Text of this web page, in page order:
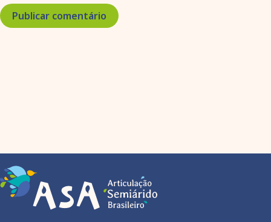
Publicar comentário